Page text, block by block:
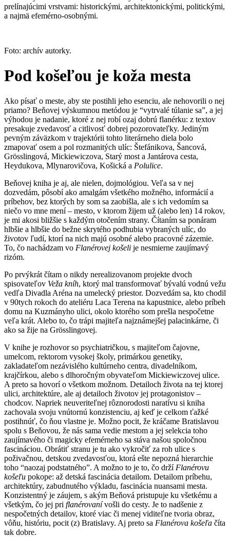
prelínajúcimi vrstvami: historickými, architektonickými, politickými,
a najmä efemérno-osobnými.
Foto: archív autorky.
Pod košeľou je koža mesta
Ako písať o meste, aby ste postihli jeho esenciu, ale nehovorili o nej
priamo? Beňovej výskumnou metódou je “vytrvalé túlanie sa”, a jej
výhodou je nadanie, ktoré z nej robí ozaj dobrú flanérku: z textov
presakuje zvedavosť a citlivosť dobrej pozorovateľky. Jediným
pevným záväzkom v trajektórii tohto literárneho diela bolo
zmapovať osem a pol rozmanitých ulíc: Štefánikova, Šancová,
Grösslingová, Mickiewiczova, Starý most a Jantárova cesta,
Heydukova, Mlynarovičova, Košická a Polulice.
Beňovej kniha je aj, ale nielen, dojmológiou. Veľa sa v nej
dozvedám, pôsobí ako amalgám všetkého možného, informácií a
príbehov, bez ktorých by som sa zaobišla, ale s ich vedomím sa
niečo vo mne mení – mesto, v ktorom žijem už (alebo len) 14 rokov,
je mi akosi bližšie s každým otočením strany. Čítaním sa ponáram
hlbšie a hlbšie do bežne skrytého podhubia vybraných ulíc, do
životov ľudí, ktorí na nich majú osobné alebo pracovné zázemie.
To, čo nachádzam vo Flanérovej košeli je nesmierne zaujímavý
rizóm.
Po prvýkrát čítam o nikdy nerealizovanom projekte dvoch
spisovateľov Veža kníh, ktorý mal transformovať bývalú vodnú vežu
vedľa Divadla Aréna na umelecký priestor. Dozvedám sa, kto chodil
v 90tych rokoch do ateliéru Laca Terena na kapustnice, alebo príbeh
domu na Kuzmányho ulici, okolo ktorého som prešla nespočetne
veľa krát. Alebo to, čo trápi majiteľa najznámejšej palacinkárne, či
ako sa žije na Grösslingovej.
V knihe je rozhovor so psychiatričkou, s majiteľom čajovne,
umelcom, rektorom vysokej školy, primárkou genetiky,
zakladateľom nezávislého kultúrneho centra, divadelníkom,
krajčírkou, alebo s dlhoročným obyvateľom Mickiewiczovej ulice.
A preto sa hovorí o všetkom možnom. Detailoch života na tej ktorej
ulici, architektúre, ale aj detailoch životov jej protagonistov –
chodcov. Napriek neuveriteľnej rôznorodosti naratívu si kniha
zachovala svoju vnútornú konzistenciu, aj keď je celkom ťažké
postihnúť, čo ňou vlastne je. Možno pocit, že kráčame Bratislavou
spolu s Beňovou, že nás sama vedie mestom a jej selekcia toho
zaujímavého či magicky efemérneho sa stáva našou spoločnou
fascináciou. Obrátiť stranu je tu ako vykročiť za roh ulice s
poživačnou, detskou zvedavosťou, ktorá ešte nepozná hierarchie
toho “naozaj podstatného”. A možno to je to, čo drží Flanérovu
košeľu pokope: až detská fascinácia detailom. Detailom príbehu,
architektúry, zabudnutého výkladu, fascinácia nuansami mesta.
Konzistentný je záujem, s akým Beňová pristupuje ku všetkému a
všetkým, čo jej pri flanérovanívošli do cesty. Je to nadšenie z
nespočetných detailov, ktoré viac či menej viditeľne tvoria obraz,
vôňu, históriu, pocit (z) Bratislavy. Aj preto sa Flanérova košeľa číta
tak dobre.